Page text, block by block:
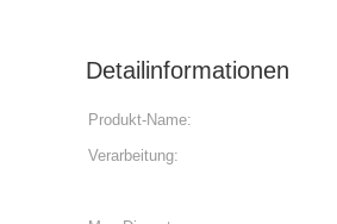
Detailinformationen
Produkt-Name:
Verarbeitung: